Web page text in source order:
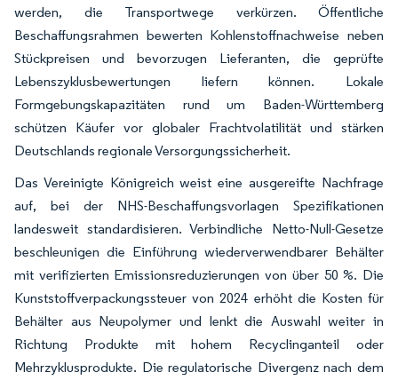
werden, die Transportwege verkürzen. Öffentliche
Beschaffungsrahmen bewerten Kohlenstoffnachweise neben
Stückpreisen und bevorzugen Lieferanten, die geprüfte
Lebenszyklusbewertungen liefern können. Lokale
Formgebungskapazitäten rund um Baden-Württemberg
schützen Käufer vor globaler Frachtvolatilität und stärken
Deutschlands regionale Versorgungssicherheit.
Das Vereinigte Königreich weist eine ausgereifte Nachfrage
auf, bei der NHS-Beschaffungsvorlagen Spezifikationen
landesweit standardisieren. Verbindliche Netto-Null-Gesetze
beschleunigen die Einführung wiederverwendbarer Behälter
mit verifizierten Emissionsreduzierungen von über 50 %. Die
Kunststoffverpackungssteuer von 2024 erhöht die Kosten für
Behälter aus Neupolymer und lenkt die Auswahl weiter in
Richtung Produkte mit hohem Recyclinganteil oder
Mehrzyklusprodukte. Die regulatorische Divergenz nach dem